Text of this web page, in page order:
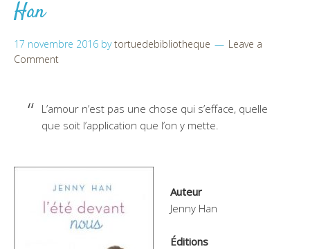
Han
17 novembre 2016 bytortuedebibliotheque
Leave a
Comment
L’amour n’est pas une chose qui s’efface, quelle
que soit l’application que l’on y mette.
Auteur
Jenny Han
Éditions